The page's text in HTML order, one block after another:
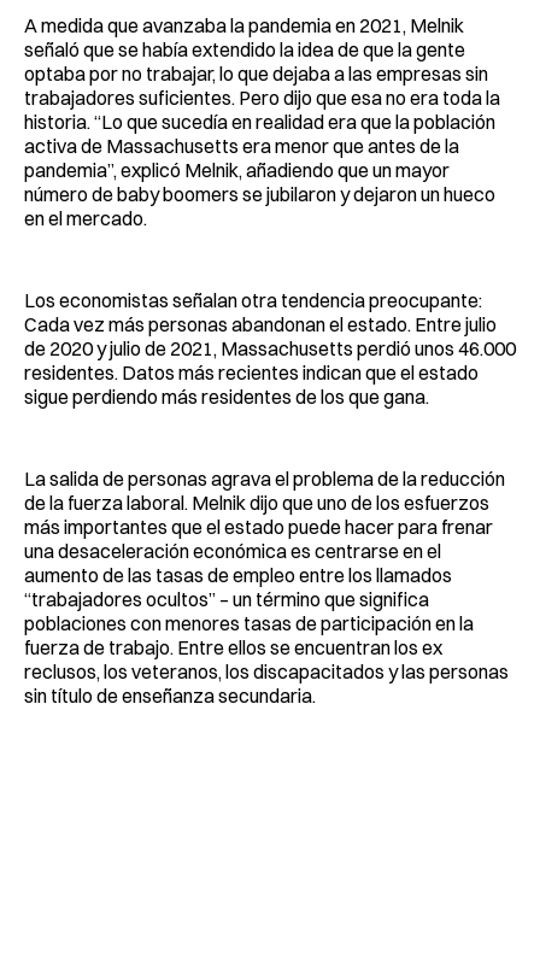
A medida que avanzaba la pandemia en 2021, Melnik
señaló que se había extendido la idea de que la gente
optaba por no trabajar, lo que dejaba a las empresas sin
trabajadores suficientes. Pero dijo que esa no era toda la
historia. “Lo que sucedía en realidad era que la población
activa de Massachusetts era menor que antes de la
pandemia”, explicó Melnik, añadiendo que un mayor
número de baby boomers se jubilaron y dejaron un hueco
en el mercado.
Los economistas señalan otra tendencia preocupante:
Cada vez más personas abandonan el estado. Entre julio
de 2020 y julio de 2021, Massachusetts perdió unos 46.000
residentes. Datos más recientes indican que el estado
sigue perdiendo más residentes de los que gana.
La salida de personas agrava el problema de la reducción
de la fuerza laboral. Melnik dijo que uno de los esfuerzos
más importantes que el estado puede hacer para frenar
una desaceleración económica es centrarse en el
aumento de las tasas de empleo entre los llamados
“trabajadores ocultos” – un término que significa
poblaciones con menores tasas de participación en la
fuerza de trabajo. Entre ellos se encuentran los ex
reclusos, los veteranos, los discapacitados y las personas
sin título de enseñanza secundaria.